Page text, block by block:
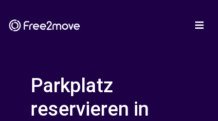
Parkplatz
reservieren in